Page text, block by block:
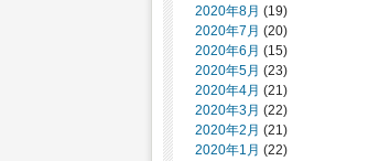
2020年8月 (19)
2020年7月 (20)
2020年6月 (15)
2020年5月 (23)
2020年4月 (21)
2020年3月 (22)
2020年2月 (21)
2020年1月 (22)